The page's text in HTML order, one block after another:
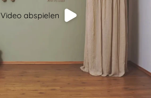
Video abspielen